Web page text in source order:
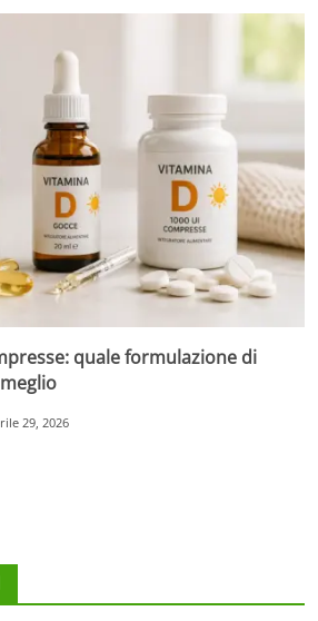
quale formulazione di
29, 2026